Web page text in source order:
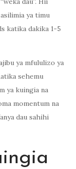
ya timu
katika dakika 1-5
ya mfululizo ya
sehemu
ya kuingia na
momentum na
dau sahihi